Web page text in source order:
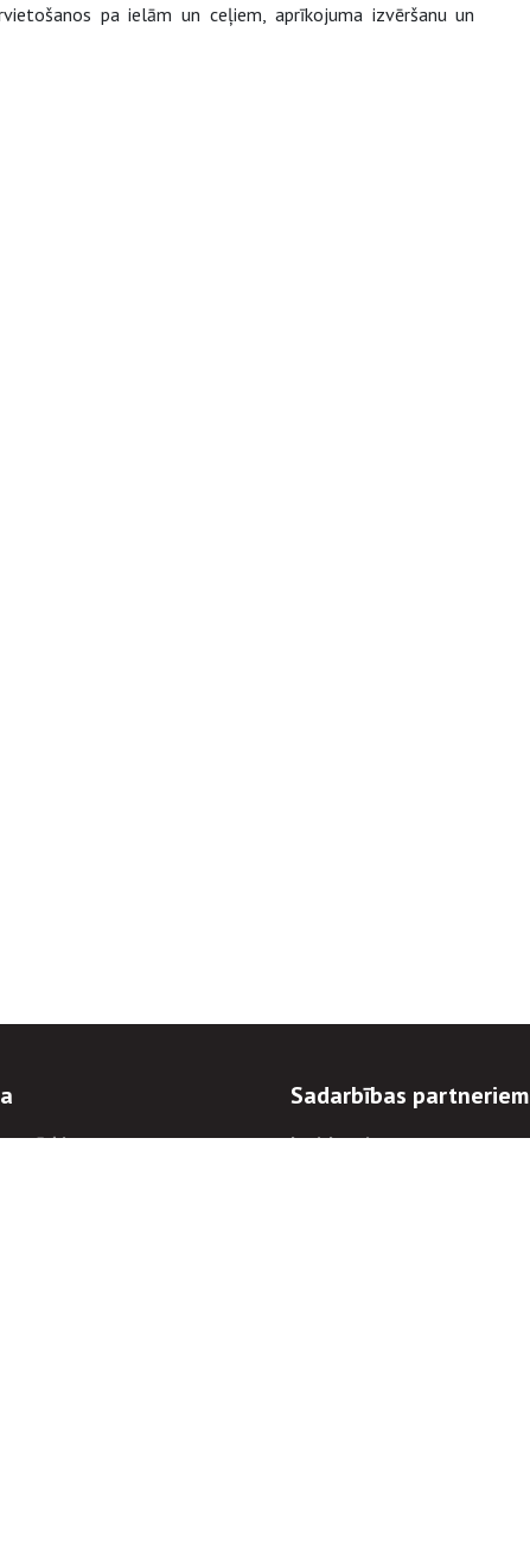
pa ielām un ceļiem, aprīkojuma izvēršanu un
mērķi
Sadarbības partneriem
Iepirkumi